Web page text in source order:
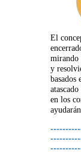
El
mirando
y
basados
en los